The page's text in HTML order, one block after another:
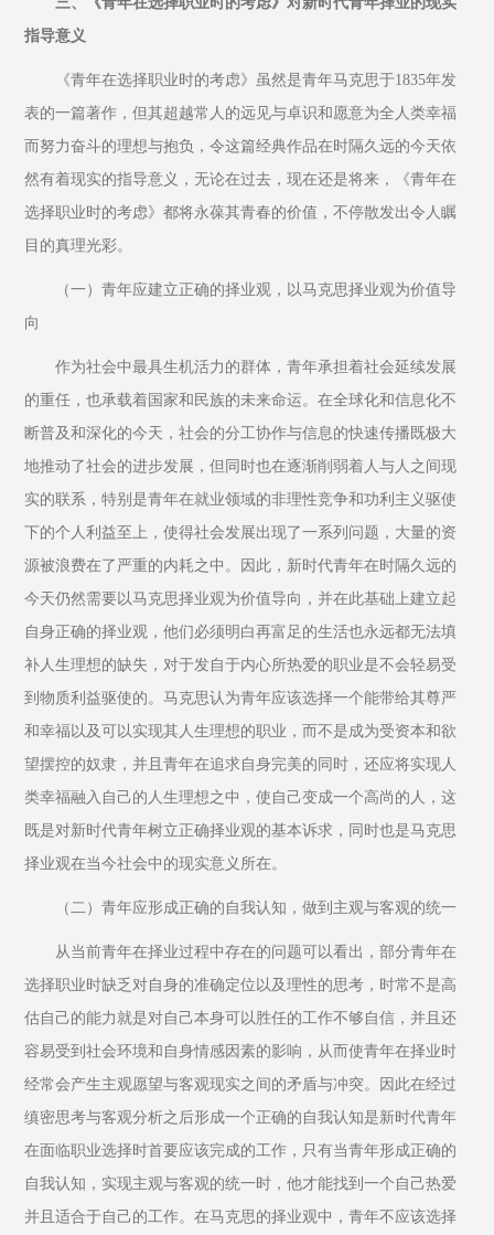
指导意义
《青年在选择职业时的考虑》虽然是青年马克思于1835年发
表的一篇著作，但其超越常人的远见与卓识和愿意为全人类幸福
而努力奋斗的理想与抱负，令这篇经典作品在时隔久远的今天依
然有着现实的指导意义，无论在过去，现在还是将来，《青年在
选择职业时的考虑》都将永葆其青春的价值，不停散发出令人瞩
目的真理光彩。
（一）青年应建立正确的择业观，以马克思择业观为价值导
向
作为社会中最具生机活力的群体，青年承担着社会延续发展
的重任，也承载着国家和民族的未来命运。在全球化和信息化不
断普及和深化的今天，社会的分工协作与信息的快速传播既极大
地推动了社会的进步发展，但同时也在逐渐削弱着人与人之间现
实的联系，特别是青年在就业领域的非理性竞争和功利主义驱使
下的个人利益至上，使得社会发展出现了一系列问题，大量的资
源被浪费在了严重的内耗之中。因此，新时代青年在时隔久远的
今天仍然需要以马克思择业观为价值导向，并在此基础上建立起
自身正确的择业观，他们必须明白再富足的生活也永远都无法填
补人生理想的缺失，对于发自于内心所热爱的职业是不会轻易受
到物质利益驱使的。马克思认为青年应该选择一个能带给其尊严
和幸福以及可以实现其人生理想的职业，而不是成为受资本和欲
望摆控的奴隶，并且青年在追求自身完美的同时，还应将实现人
类幸福融入自己的人生理想之中，使自己变成一个高尚的人，这
既是对新时代青年树立正确择业观的基本诉求，同时也是马克思
择业观在当今社会中的现实意义所在。
（二）青年应形成正确的自我认知，做到主观与客观的统一
从当前青年在择业过程中存在的问题可以看出，部分青年在
选择职业时缺乏对自身的准确定位以及理性的思考，时常不是高
估自己的能力就是对自己本身可以胜任的工作不够自信，并且还
容易受到社会环境和自身情感因素的影响，从而使青年在择业时
经常会产生主观愿望与客观现实之间的矛盾与冲突。因此在经过
缜密思考与客观分析之后形成一个正确的自我认知是新时代青年
在面临职业选择时首要应该完成的工作，只有当青年形成正确的
自我认知，实现主观与客观的统一时，他才能找到一个自己热爱
并且适合于自己的工作。在马克思的择业观中，青年不应该选择